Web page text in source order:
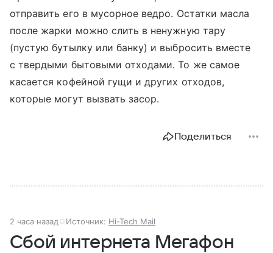
отправить его в мусорное ведро. Остатки масла
после жарки можно слить в ненужную тару
(пустую бутылку или банку) и выбросить вместе
с твердыми бытовыми отходами. То же самое
касается кофейной гущи и других отходов,
которые могут вызвать засор.
Поделиться
2 часа назад Источник: Hi-Tech Mail
Сбой интернета Мегафон